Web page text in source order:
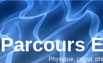
Parcours
Physique, calcul,